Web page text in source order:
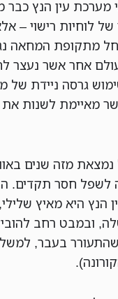
מערכת עין הנץ
של לוחיות רישוי –
מתקופת המחאה
גרסה ניידת
מאיימת לשנות
מזה שנים
לשפל חסר תקדים.
הנץ היא מאיץ
ובמבט רחב
בעבר,